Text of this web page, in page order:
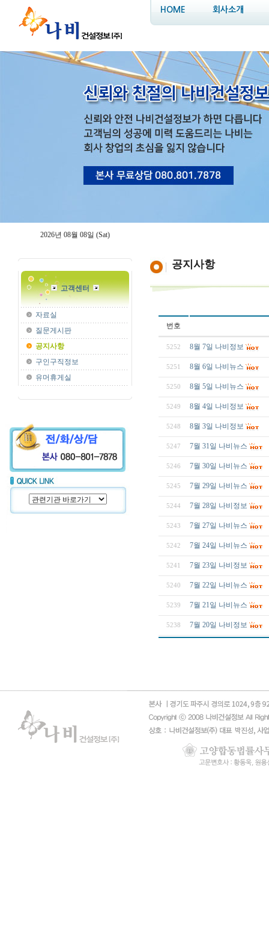
HOME 회사소개
2026년 08월 08일 (Sat)
고객센터
자료실
질문게시판
공지사항
구인구직정보
유머휴게실
공지사항
번호
5252 8월 7일 나비정보
5251 8월 6일 나비뉴스
5250 8월 5일 나비뉴스
5249 8월 4일 나비정보
5248 8월 3일 나비정보
5247 7월 31일 나비뉴스
5246 7월 30일 나비뉴스
5245 7월 29일 나비뉴스
5244 7월 28일 나비정보
5243 7월 27일 나비뉴스
5242 7월 24일 나비뉴스
5241 7월 23일 나비정보
5240 7월 22일 나비뉴스
5239 7월 21일 나비뉴스
5238 7월 20일 나비정보